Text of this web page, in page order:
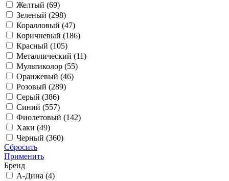
Желтый (69)
Зеленый (298)
Коралловый (47)
Коричневый (186)
Красный (105)
Металлический (11)
Мультиколор (55)
Оранжевый (46)
Розовый (289)
Серый (386)
Синий (557)
Фиолетовый (142)
Хаки (49)
Черный (360)
Сбросить
Применить
Бренд
А-Дина (4)